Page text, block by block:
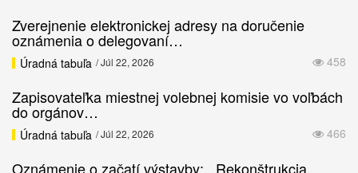
Zverejnenie elektronickej adresy na doručenie
oznámenia o delegovaní…
458
Úradná tabuľa / Júl 22, 2026
Zapisovateľka miestnej volebnej komisie vo voľbách
do orgánov…
466
Úradná tabuľa / Júl 22, 2026
Oznámenie o začatí výstavby: ,,Rekonštrukcia